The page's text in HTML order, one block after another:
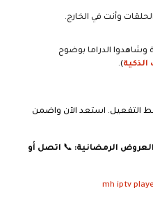
وأنت في الخارج.
وشاهدوا الدراما بوضوح
).
التفعيل. استعد الآن واضمن
الرمضانية: 📞 اتصل أو